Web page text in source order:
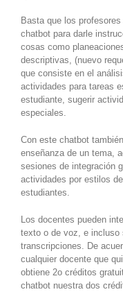
Basta que los
chatbot para darle
cosas como
descriptivas, (nuevo
que consiste en el
actividades para tareas
estudiante, sugerir
especiales.
Con este chatbot
enseñanza de un tema,
sesiones de integración
actividades por estilos
estudiantes.
Los docentes pueden
texto o de voz, e incluso
transcripciones. De
cualquier docente que
obtiene 2o créditos
chatbot nuestra dos